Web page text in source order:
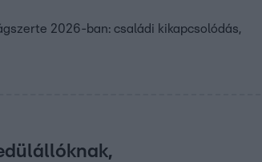
2026-ban: családi kikapcsolódás,